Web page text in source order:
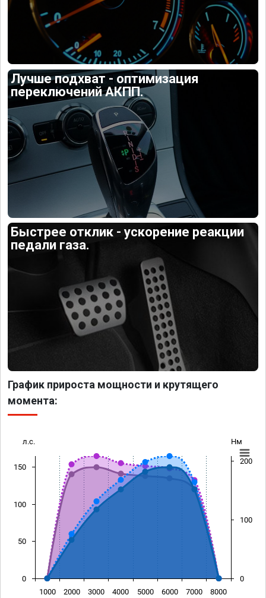
Лучше подхват - оптимизация
переключений АКПП.
Быстрее отклик - ускорение реакции
педали газа.
График прироста мощности и крутящего
момента:
л.с. Нм
1000 2000 3000 4000 5000 6000 7000 8000
0
50
100
150
0
100
200